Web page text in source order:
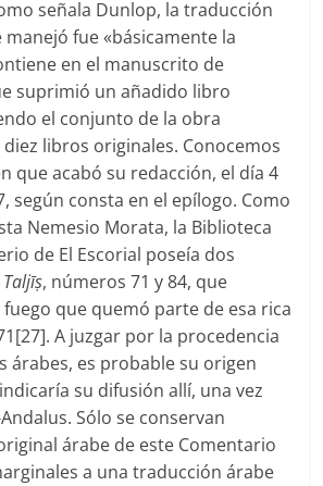
señala Dunlop, la traducción
fue «básicamente la
en el manuscrito de
suprimió un añadido libro
el conjunto de la obra
libros originales. Conocemos
que acabó su redacción, el día 4
según consta en el epílogo. Como
Nemesio Morata, la Biblioteca
de El Escorial poseía dos
Taljīṣ, números 71 y 84, que
que quemó parte de esa rica
A juzgar por la procedencia
árabes, es probable su origen
su difusión allí, una vez
Sólo se conservan
árabe de este Comentario
a una traducción árabe